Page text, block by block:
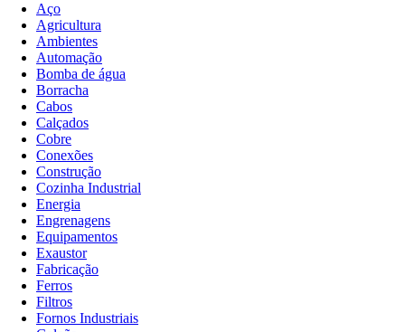
Aço
Agricultura
Ambientes
Automação
Bomba de água
Borracha
Cabos
Calçados
Cobre
Conexões
Construção
Cozinha Industrial
Energia
Engrenagens
Equipamentos
Exaustor
Fabricação
Ferros
Filtros
Fornos Industriais